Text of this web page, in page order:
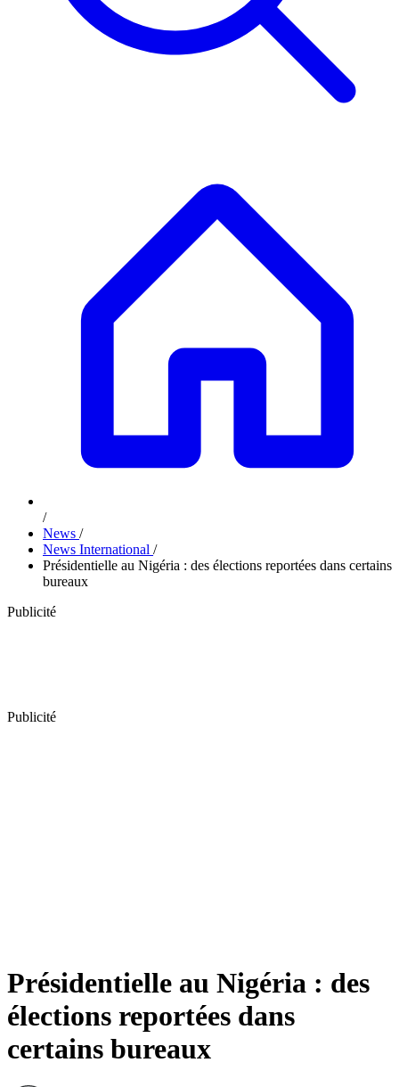
/
News /
News International /
Présidentielle au Nigéria : des élections reportées dans certains
bureaux
Publicité
Publicité
Présidentielle au Nigéria : des
élections reportées dans
certains bureaux